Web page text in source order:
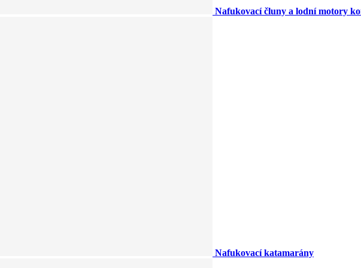
Nafukovací čluny a lodní motory
Nafukovací katamarány